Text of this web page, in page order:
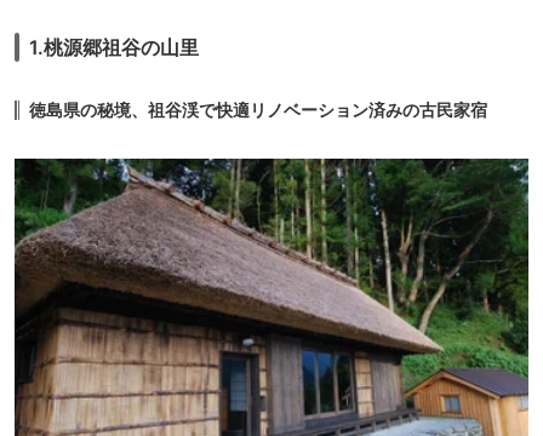
1.桃源郷祖谷の山里
徳島県の秘境、祖谷渓で快適リノベーション済みの古民家宿